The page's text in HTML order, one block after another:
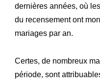
dernières années, où
du recensement ont
mariages par an.
Certes, de nombreux
période, sont